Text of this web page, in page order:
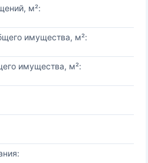
м²:
имущества, м²:
имущества, м²: